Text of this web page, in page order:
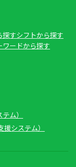
探すシフトから探す
ワードから探す
ム）
システム）